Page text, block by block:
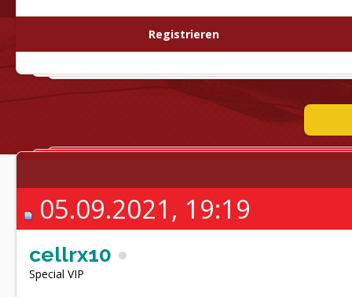
Registrieren
05.09.2021, 19:19
cellrx10
Special VIP